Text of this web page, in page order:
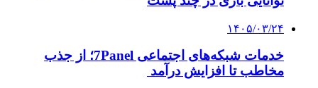
۱۴۰۵/۰۳/۲۴
خدمات شبکه‌های اجتماعی 7Panel؛ از جذب
مخاطب تا افزایش درآمد